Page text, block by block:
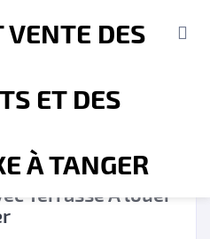
❯
Terrasse A louer